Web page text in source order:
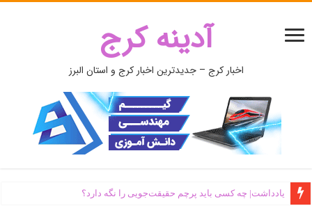
آدینه کرج
اخبار کرج – جدیدترین اخبار کرج و استان البرز
یادداشت| ‌چه کسی باید پرچم حقیقت‌جویی را نگه دارد؟